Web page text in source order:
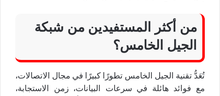
من أكثر المستفيدين من شبكة
الجيل الخامس؟
تُعَدُّ تقنية الجيل الخامس تطورًا كبيرًا في مجال الاتصالات،
مع فوائد هائلة في سرعات البيانات، زمن الاستجابة،